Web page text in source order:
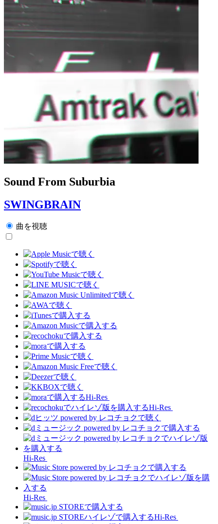
Sound From Suburbia
SWINGBRAIN
曲を視聴
Hi-Res
Hi-Res
Hi-Res
Hi-Res
Hi-Res